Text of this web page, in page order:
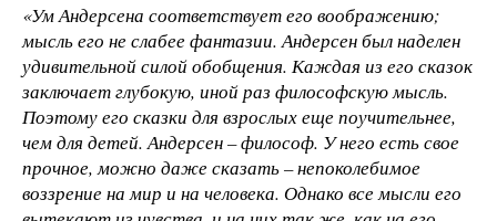
«Ум Андерсена соответствует его воображению;
мысль его не слабее фантазии. Андерсен был наделен
удивительной силой обобщения. Каждая из его сказок
заключает глубокую, иной раз философскую мысль.
Поэтому его сказки для взрослых еще поучительнее,
чем для детей. Андерсен – философ. У него есть свое
прочное, можно даже сказать – непоколебимое
воззрение на мир и на человека. Однако все мысли его